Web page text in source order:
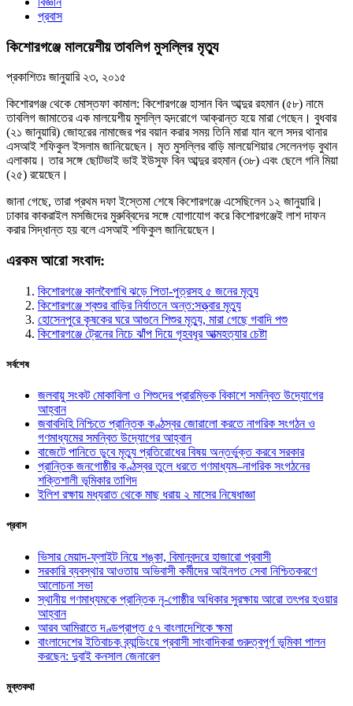
প্রবাস
কিশোরগঞ্জে মালয়েশীয় তাবলিগ মুসল্লির মৃত্যু
প্রকাশিতঃ জানুয়ারি ২৩, ২০১৫
কিশোরগঞ্জ থেকে মোস্তফা কামাল: কিশোরগঞ্জে হাসান বিন আব্দুর রহমান (৫৮) নামে
তাবলিগ জামাতের এক মালয়েশীয় মুসল্লি হৃদরোগে আক্রান্ত হয়ে মারা গেছেন। বুধবার
(২১ জানুয়ারি) জোহরের নামাজের পর বয়ান করার সময় তিনি মারা যান বলে সদর থানার
এসআই শফিকুল ইসলাম জানিয়েছেন। মৃত মুসল্লির বাড়ি মালয়েশিয়ার সেলেনগড় বুথান
এলাকায়। তার সঙ্গে ছোটভাই ভাই ইউসুফ বিন আব্দুর রহমান (৩৮) এবং ছেলে গনি মিয়া
(২৫) রয়েছেন।
জানা গেছে, তারা প্রথম দফা ইস্তেমা শেষে কিশোরগঞ্জে এসেছিলেন ১২ জানুয়ারি।
ঢাকার কাকরাইল মসজিদের মুরুব্বিদের সঙ্গে যোগাযোগ করে কিশোরগঞ্জেই লাশ দাফন
করার সিদ্ধান্ত হয় বলে এসআই শফিকুল জানিয়েছেন।
এরকম আরো সংবাদ:
কিশোরগঞ্জে কালবৈশাখি ঝড়ে পিতা-পুত্রসহ ৫ জনের মৃত্যু
কিশোরগঞ্জে শ্বশুর বাড়ির নির্যাতনে অন্ত:সত্ত্বার মৃত্যু
হোসেনপুরে কৃষকের ঘরে আগুনে শিশুর মৃত্যু, মারা গেছে গবাদি পশু
কিশোরগঞ্জে ট্রেনের নিচে ঝাঁপ দিয়ে গৃহবধূর আত্মহত্যার চেষ্টা
সর্বশেষ
জলবায়ু সংকট মোকাবিলা ও শিশুদের প্রারম্ভিক বিকাশে সমন্বিত উদ্যোগের
আহ্বান
জবাবদিহি নিশ্চিতে প্রান্তিক কণ্ঠস্বর জোরালো করতে নাগরিক সংগঠন ও
গণমাধ্যমের সমন্বিত উদ্যোগের আহ্বান
বাজেটে পানিতে ডুবে মৃত্যু প্রতিরোধের বিষয় অন্তর্ভুক্ত করবে সরকার
প্রান্তিক জনগোষ্ঠীর কণ্ঠস্বর তুলে ধরতে গণমাধ্যম–নাগরিক সংগঠনের
শক্তিশালী ভূমিকার তাগিদ
ইলিশ রক্ষায় মধ্যরাত থেকে মাছ ধরায় ২ মাসের নিষেধাজ্ঞা
প্রবাস
ভিসার মেয়াদ-ফ্লাইট নিয়ে শঙ্কা, বিমানবন্দরে হাজারো প্রবাসী
সরকারি ব্যবস্থার আওতায় অভিবাসী কর্মীদের আইনগত সেবা নিশ্চিতকরণে
আলোচনা সভা
স্থানীয় গণমাধ্যমকে প্রান্তিক নৃ-গোষ্ঠীর অধিকার সুরক্ষায় আরো তৎপর হওয়ার
আহ্বান
আরব আমিরাতে দণ্ডপ্রাপ্ত ৫৭ বাংলাদেশিকে ক্ষমা
বাংলাদেশের ইতিবাচক ব্র্যান্ডিংয়ে প্রবাসী সাংবাদিকরা গুরুত্বপূর্ণ ভূমিকা পালন
করছেন: দুবাই কনসাল জেনারেল
মুক্তকথা